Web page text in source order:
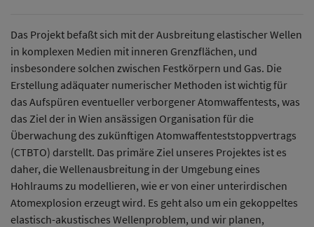
Das Projekt befaßt sich mit der Ausbreitung elastischer Wellen
in komplexen Medien mit inneren Grenzflächen, und
insbesondere solchen zwischen Festkörpern und Gas. Die
Erstellung adäquater numerischer Methoden ist wichtig für
das Aufspüren eventueller verborgener Atomwaffentests, was
das Ziel der in Wien ansässigen Organisation für die
Überwachung des zukünftigen Atomwaffenteststoppvertrags
(CTBTO) darstellt. Das primäre Ziel unseres Projektes ist es
daher, die Wellenausbreitung in der Umgebung eines
Hohlraums zu modellieren, wie er von einer unterirdischen
Atomexplosion erzeugt wird. Es geht also um ein gekoppeltes
elastisch-akustisches Wellenproblem, und wir planen,